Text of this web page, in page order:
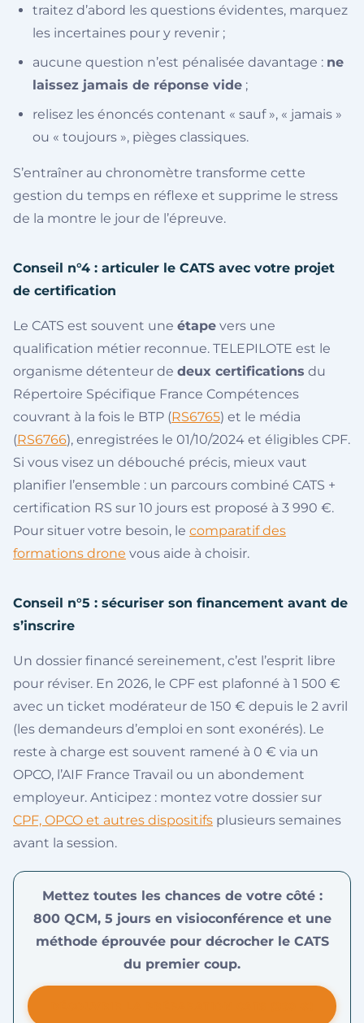
traitez d’abord les questions évidentes, marquez
les incertaines pour y revenir ;
aucune question n’est pénalisée davantage : ne
laissez jamais de réponse vide ;
relisez les énoncés contenant « sauf », « jamais »
ou « toujours », pièges classiques.
S’entraîner au chronomètre transforme cette
gestion du temps en réflexe et supprime le stress
de la montre le jour de l’épreuve.
Conseil n°4 : articuler le CATS avec votre projet
de certification
Le CATS est souvent une étape vers une
qualification métier reconnue. TELEPILOTE est le
organisme détenteur de deux certifications du
Répertoire Spécifique France Compétences
couvrant à la fois le BTP (RS6765) et le média
(RS6766), enregistrées le 01/10/2024 et éligibles CPF.
Si vous visez un débouché précis, mieux vaut
planifier l’ensemble : un parcours combiné CATS +
certification RS sur 10 jours est proposé à 3 990 €.
Pour situer votre besoin, le comparatif des
formations drone vous aide à choisir.
Conseil n°5 : sécuriser son financement avant de
s’inscrire
Un dossier financé sereinement, c’est l’esprit libre
pour réviser. En 2026, le CPF est plafonné à 1 500 €
avec un ticket modérateur de 150 € depuis le 2 avril
(les demandeurs d’emploi en sont exonérés). Le
reste à charge est souvent ramené à 0 € via un
OPCO, l’AIF France Travail ou un abondement
employeur. Anticipez : montez votre dossier sur
CPF, OPCO et autres dispositifs plusieurs semaines
avant la session.
Mettez toutes les chances de votre côté :
800 QCM, 5 jours en visioconférence et une
méthode éprouvée pour décrocher le CATS
du premier coup.